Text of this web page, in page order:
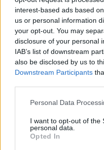
interest-based ads based
us or personal information
your opt-out. You may
disclosure of your personal
IAB’s list of downstream
also be disclosed by us to
Downstream Participants
Please note that this
not limited to your visit or
grant or deny consent to
use your data for below
Personal Data
I want to opt-out of the
personal data.
Opted In
Mira,DJ Bootsie, Raasa,
szerepelnak majd rajta,
mostani mixben
elismertFarbwechsel
számon tartottS Olbricht
készített és szintén
dubszíntér egyik
Du3normal, illetve a mix
Wonder
című dal másik
swinges adaptációja.”
Az Anima Sound System